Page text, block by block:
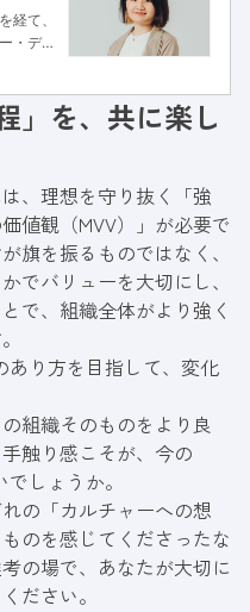
経て、
・ディ
SEO
テン
える
」を、共に楽し
、理想を守り抜く「強
値観（MVV）」が必要で
旗を振るものではなく、
でバリューを大切にし、
で、組織全体がより強く
あり方を目指して、変化
組織そのものをより良
触り感こそが、今の
しょうか。
の「カルチャーへの想
のを感じてくださったな
の場で、あなたが大切に
ださい。